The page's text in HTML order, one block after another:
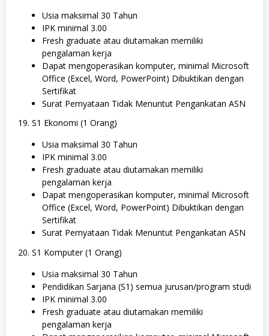
Usia maksimal 30 Tahun
IPK minimal 3.00
Fresh graduate atau diutamakan memiliki
pengalaman kerja
Dapat mengoperasikan komputer, minimal Microsoft
Office (Excel, Word, PowerPoint) Dibuktikan dengan
Sertifikat
Surat Pernyataan Tidak Menuntut Pengankatan ASN
19. S1 Ekonomi (1 Orang)
Usia maksimal 30 Tahun
IPK minimal 3.00
Fresh graduate atau diutamakan memiliki
pengalaman kerja
Dapat mengoperasikan komputer, minimal Microsoft
Office (Excel, Word, PowerPoint) Dibuktikan dengan
Sertifikat
Surat Pernyataan Tidak Menuntut Pengankatan ASN
20. S1 Komputer (1 Orang)
Usia maksimal 30 Tahun
Pendidikan Sarjana (S1) semua jurusan/program studi
IPK minimal 3.00
Fresh graduate atau diutamakan memiliki
pengalaman kerja